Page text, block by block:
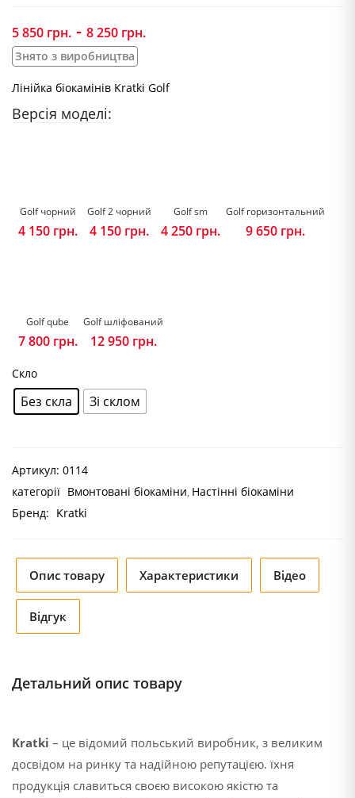
5 850 грн. - 8 250 грн.
Знято з виробництва
Лінійка біокамінів Kratki Golf
Версія моделі:
Golf чорний
4 150 грн.
Golf 2 чорний
4 150 грн.
Golf sm
4 250 грн.
Golf горизонтальний
9 650 грн.
Golf qube
7 800 грн.
Golf шліфований
12 950 грн.
Скло
Без скла Зі склом
Артикул: 0114
категорії Вмонтовані біокаміни Настінні біокаміни
Бренд: Kratki
Опис товару Характеристики Відео
Відгук
Детальний опис товару
Kratki – це відомий польський виробник, з великим
досвідом на ринку та надійною репутацією. їхня
продукція славиться своєю високою якістю та